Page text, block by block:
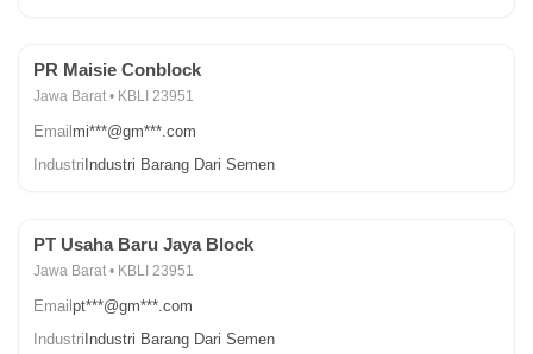
PR Maisie Conblock
Jawa Barat • KBLI 23951
Emailmi***@gm***.com
IndustriIndustri Barang Dari Semen
PT Usaha Baru Jaya Block
Jawa Barat • KBLI 23951
Emailpt***@gm***.com
IndustriIndustri Barang Dari Semen